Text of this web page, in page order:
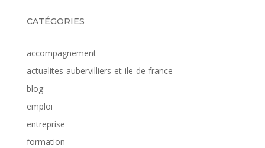
CATÉGORIES
accompagnement
actualites-aubervilliers-et-ile-de-france
blog
emploi
entreprise
formation